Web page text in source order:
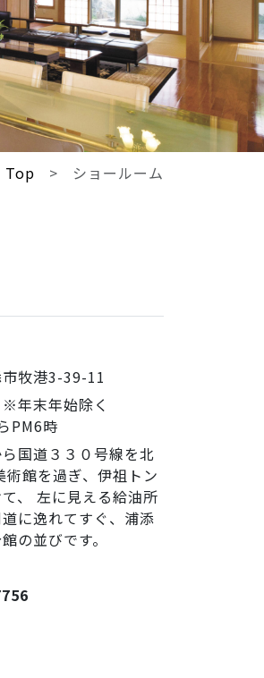
Top ショールーム
牧港3-39-11
年末年始除く
PM6時
国道３３０号線を北
術館を過ぎ、伊祖トン
、 左に見える給油所
に逸れてすぐ、浦添
の並びです。